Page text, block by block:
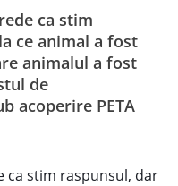
ca stim
ce animal a fost
animalul a fost
de
acoperire PETA
stim raspunsul, dar